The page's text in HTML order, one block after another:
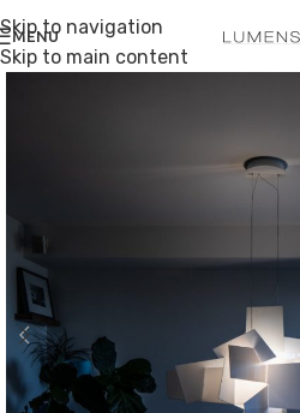
Skip to navigation
Skip to main content
MENU